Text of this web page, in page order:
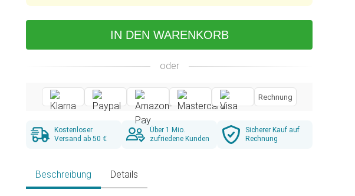
IN DEN WARENKORB
oder
Rechnung
Kostenloser
Versand ab 50 €
Über 1 Mio.
zufriedene Kunden
Sicherer Kauf auf
Rechnung
Beschreibung Details